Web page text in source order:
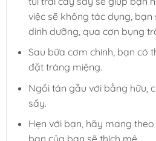
việc sẽ không tác dụng,
dinh dưỡng, qua cơn bụng
Sau bữa cơm chính, bạn có
đặt tráng miệng.
Ngồi tán gẫu với bằng hữu,
sấy.
Hẹn với bạn, hãy mang